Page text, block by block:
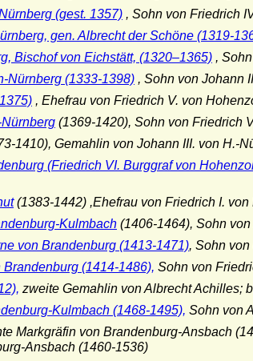
(gest. 1357) , Sohn von Friedrich
gen. Albrecht der Schöne (1319-
Bischof von Eichstätt, (1320–1365) ,
Nürnberg (1333-1398) , Sohn von Johann
, Ehefrau von Friedrich V. von
(1369-1420), Sohn von Friedrich
1410), Gemahlin von Johann III. von H.-
(Friedrich VI. Burggraf von
(1383-1442) ,Ehefrau von Friedrich I.
Kulmbach (1406-1464), Sohn
von Brandenburg (1413-1471), Sohn
(1414-1486), Sohn von
zweite Gemahlin von Albrecht Achilles;
Kulmbach (1468-1495), Sohn von
Markgräfin von Brandenburg-Ansbach
Ansbach (1460-1536)